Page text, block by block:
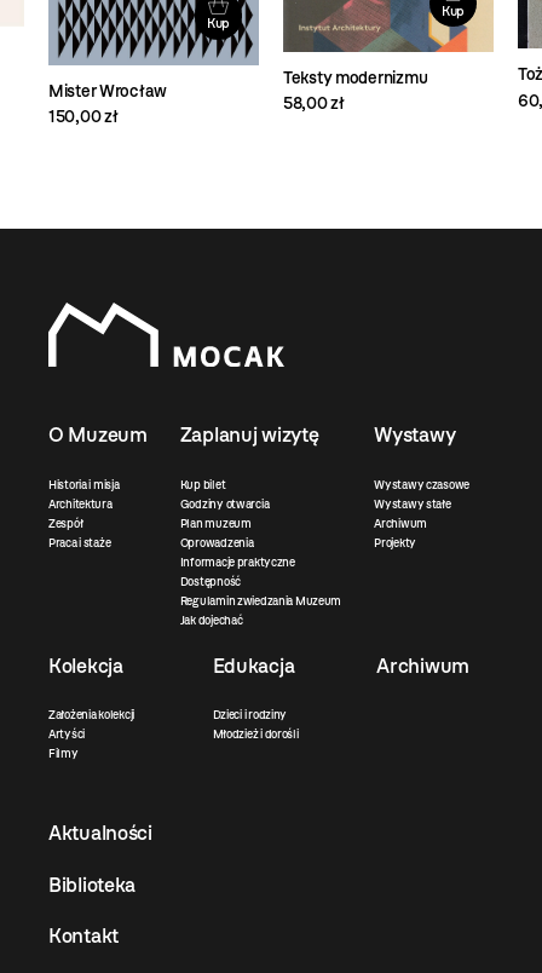
Kup
Mister Wrocław
150,00 zł
Kup
Teksty modernizmu
58,00 zł
O Muzeum
Historia i misja
Architektura
Zespół
Praca i staże
Zaplanuj wizytę
Kup bilet
Godziny otwarcia
Plan muzeum
Oprowadzenia
Informacje praktyczne
Dostępność
Regulamin zwiedzania Muzeum
Jak dojechać
Wystawy
Wystawy czasowe
Wystawy stałe
Archiwum
Projekty
Kolekcja
Założenia kolekcji
Artyści
Filmy
Edukacja
Dzieci i rodziny
Młodzież i dorośli
Archiwum
Aktualności
Biblioteka
Kontakt